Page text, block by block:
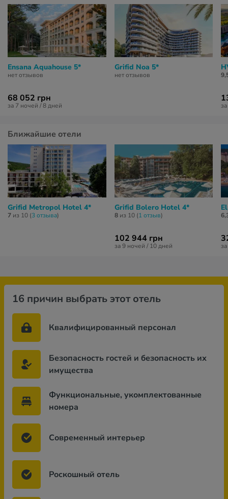
Ensana Aquahouse 5*
нет отзывов
68 052 грн
за 7 ночей / 8 дней
Grifid Noa 5*
нет отзывов
Ближайшие отели
Grifid Metropol Hotel 4*
7 из 10 (3 отзывa)
Grifid Bolero Hotel 4*
8из 10 (1 отзыв)
102 944 грн
за 9 ночей / 10 дней
16 причин выбрать этот отель
Квалифицированный персонал
Безопасность гостей и безопасность их
имущества
Функциональные, укомплектованные
номера
Современный интерьер
Роскошный отель